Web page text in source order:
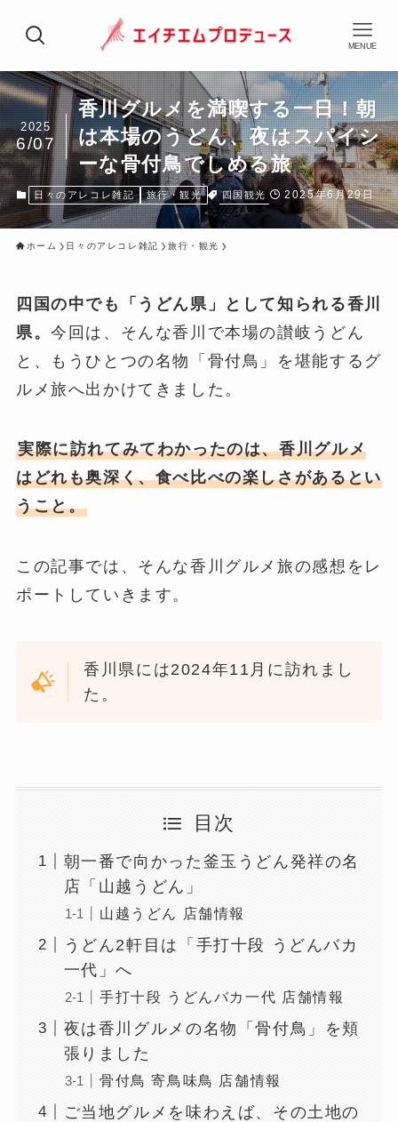
MENUE
香川グルメを満喫する一日！朝
は本場のうどん、夜はスパイシ
ーな骨付鳥でしめる旅
2025
6/07
日々のアレコレ雑記 旅行・観光 四国観光 2025年6月29日
ホーム 日々のアレコレ雑記 旅行・観光
四国の中でも「うどん県」として知られる香川
県。今回は、そんな香川で本場の讃岐うどん
と、もうひとつの名物「骨付鳥」を堪能するグ
ルメ旅へ出かけてきました。
実際に訪れてみてわかったのは、香川グルメ
はどれも奥深く、食べ比べの楽しさがあるとい
うこと。
この記事では、そんな香川グルメ旅の感想をレ
ポートしていきます。
香川県には2024年11月に訪れまし
た。
目次
朝一番で向かった釜玉うどん発祥の名
店「山越うどん」
山越うどん 店舗情報
うどん2軒目は「手打十段 うどんバカ
一代」へ
手打十段 うどんバカ一代 店舗情報
夜は香川グルメの名物「骨付鳥」を頬
張りました
骨付鳥 寄鳥味鳥 店舗情報
ご当地グルメを味わえば、その土地の